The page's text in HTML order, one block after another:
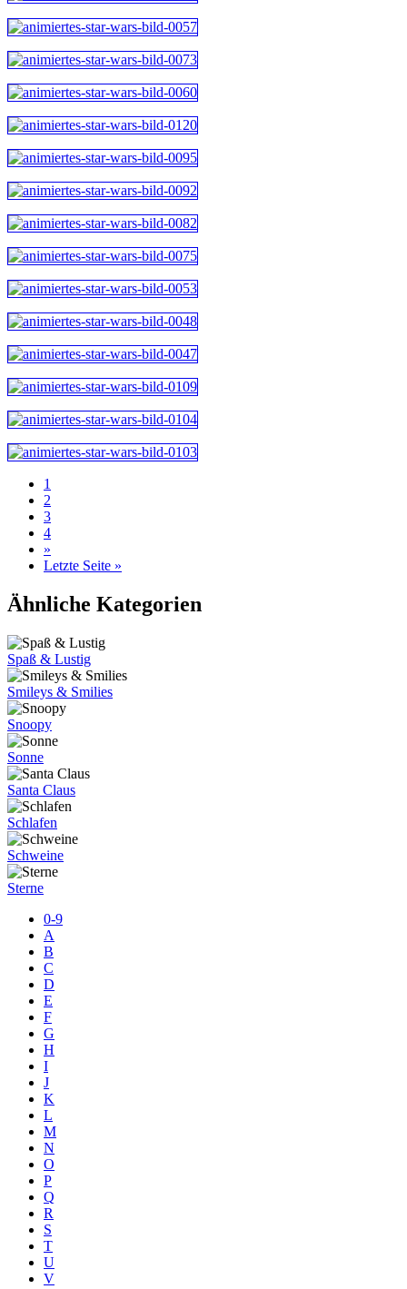
1
2
3
4
»
Letzte Seite »
Ähnliche Kategorien
Spaß & Lustig
Smileys & Smilies
Snoopy
Sonne
Santa Claus
Schlafen
Schweine
Sterne
0-9
A
B
C
D
E
F
G
H
I
J
K
L
M
N
O
P
Q
R
S
T
U
V